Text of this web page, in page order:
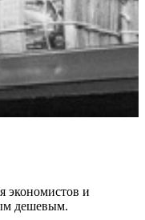
экономистов и
дешевым.